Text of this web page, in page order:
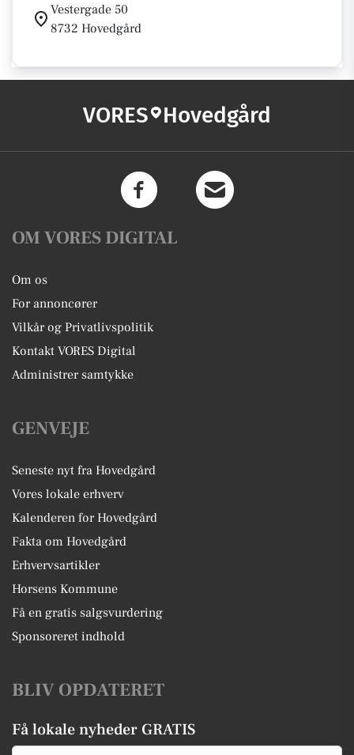
Vestergade 50
8732 Hovedgård
VORES Hovedgård
OM VORES DIGITAL
Om os
For annoncører
Vilkår og Privatlivspolitik
Kontakt VORES Digital
Administrer samtykke
GENVEJE
Seneste nyt fra Hovedgård
Vores lokale erhverv
Kalenderen for Hovedgård
Fakta om Hovedgård
Erhvervsartikler
Horsens Kommune
Få en gratis salgsvurdering
Sponsoreret indhold
BLIV OPDATERET
Få lokale nyheder GRATIS